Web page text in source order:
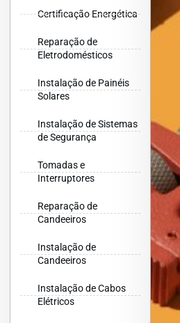
Certificação Energética
Reparação de
Eletrodomésticos
Instalação de Painéis
Solares
Instalação de Sistemas
de Segurança
Tomadas e
Interruptores
Reparação de
Candeeiros
Instalação de
Candeeiros
Instalação de Cabos
Elétricos